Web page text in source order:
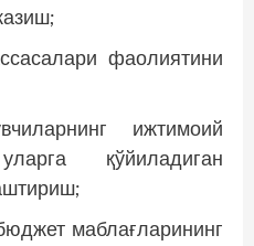
фаолиятини
ижтимоий
қўйиладиган
маблағларининг